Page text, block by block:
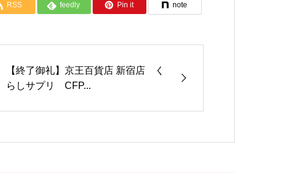
RSS feedly Pin it note
【終了御礼】京王百貨店 新宿店 く
らしサプリ CFP...